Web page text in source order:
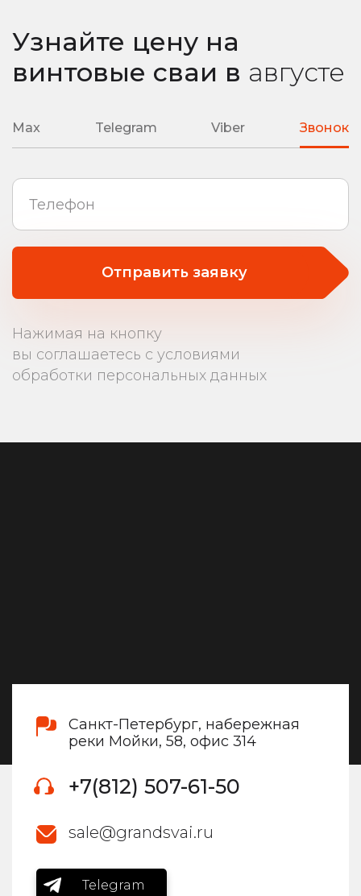
любая сложность вашего объекта
Узнайте цену на
винтовые сваи в августе
Max Telegram Viber Звонок
Отправить заявку
Нажимая на кнопку
вы соглашаетесь с условиями
обработки персональных данных
Санкт-Петербург, набережная
реки Мойки, 58, офис 314
+7(812) 507-61-50
sale@grandsvai.ru
Telegram